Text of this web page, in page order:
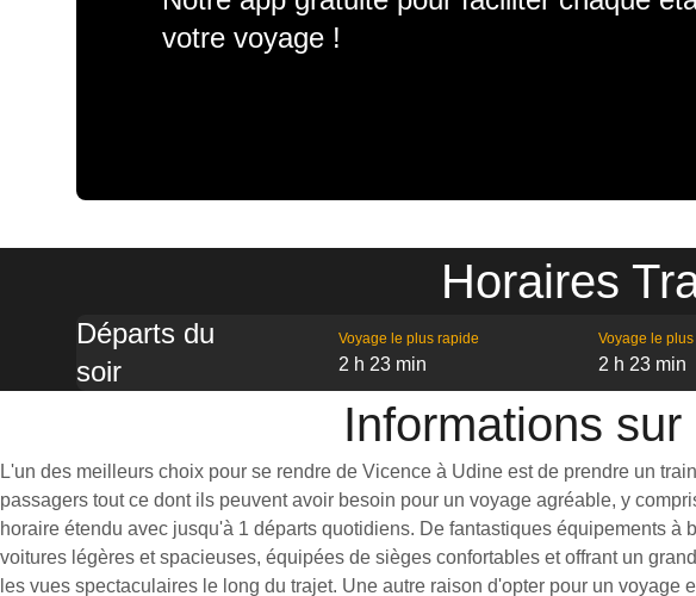
votre voyage !
Horaires
Départs du
soir
Voyage le plus rapide
2 h 23 min
Voyage le
2 h 23 min
Informations
L'un des meilleurs choix pour se rendre de Vicence à Udine est de prendre un
passagers tout ce dont ils peuvent avoir besoin pour un voyage agréable, y
horaire étendu avec jusqu'à 1 départs quotidiens. De fantastiques équipements
voitures légères et spacieuses, équipées de sièges confortables et offrant un
les vues spectaculaires le long du trajet. Une autre raison d'opter pour un